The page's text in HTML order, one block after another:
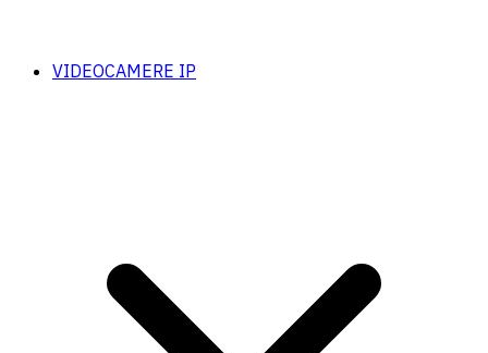
VIDEOCAMERE IP